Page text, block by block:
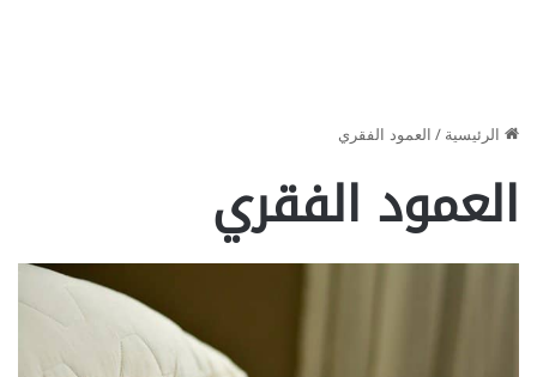
الرئيسية/العمود الفقري
العمود الفقري